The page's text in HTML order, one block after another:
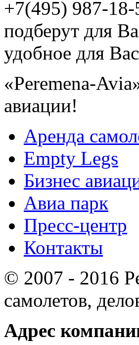
+7(495) 987-
подберут для
удобное для
«Peremena-
авиации!
Аренда
Empty Legs
Бизнес
Авиа парк
Пресс-центр
Контакты
© 2007 - 2016
самолетов,
Адрес